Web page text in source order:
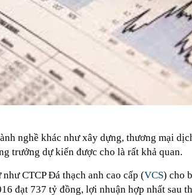
nghề khác như xây dựng, thương mại
trưởng dự kiến được cho là rất khả quan.
CTCP Đá thạch anh cao cấp (VCS) cho
đạt 737 tỷ đồng, lợi nhuận hợp nhất sau